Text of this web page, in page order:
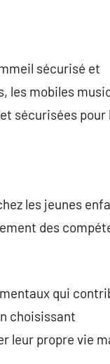
sécurisé et
les mobiles
sécurisées pour
les jeunes
des
qui
choisissant
leur propre vie